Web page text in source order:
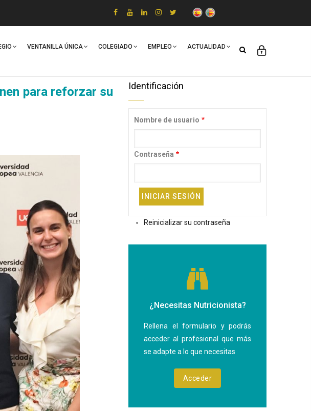
VENTANILLA ÚNICA COLEGIADO EMPLEO ACTUALIDAD
para reforzar su
Identificación
Nombre de usuario
Contraseña
Reinicializar su contraseña
¿Necesitas Nutricionista?
Rellena el formulario y podrás
acceder al profesional que más
se adapte a lo que necesitas
Acceder